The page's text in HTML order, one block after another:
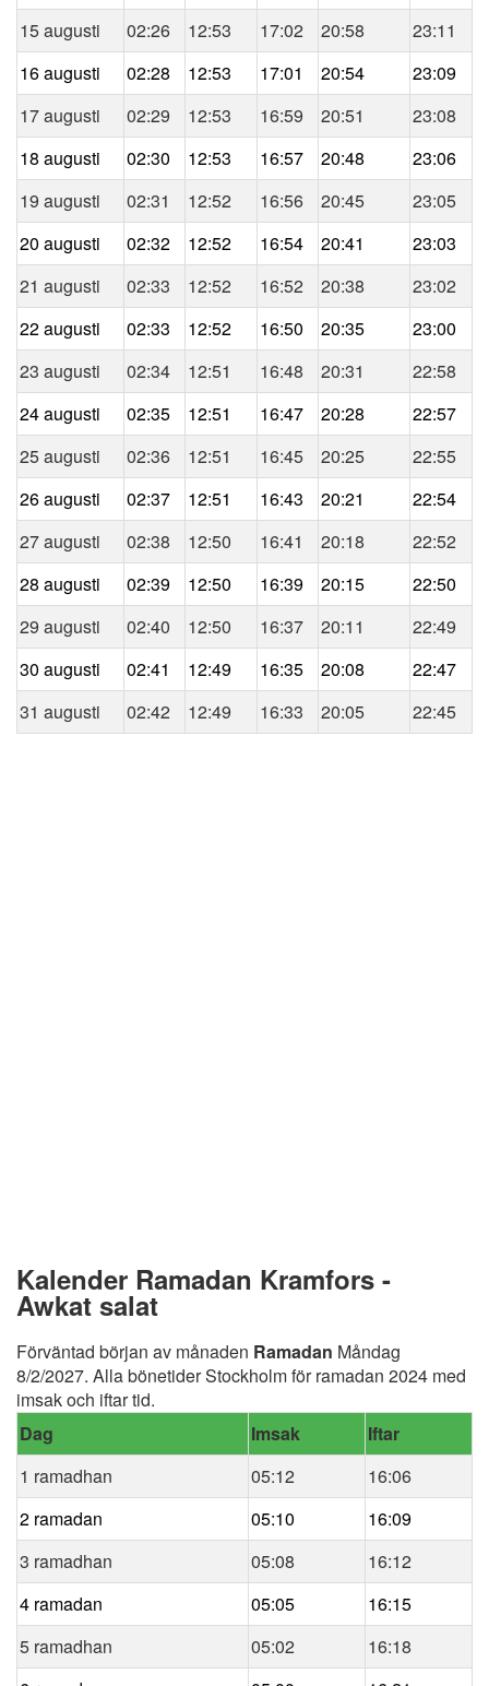
15 augusti 02:26 12:53 17:02 20:58
23:11
16 augusti
02:28 12:53 17:01 20:54
23:09
17 augusti
02:29 12:53 16:59 20:51
23:08
18 augusti
02:30 12:53 16:57 20:48
23:06
19 augusti
02:31 12:52 16:56 20:45
23:05
20 augusti
02:32 12:52 16:54 20:41
23:03
21 augusti
02:33 12:52 16:52 20:38
23:02
22 augusti
02:33 12:52 16:50 20:35
23:00
23 augusti
02:34 12:51 16:48 20:31
22:58
24 augusti
02:35 12:51 16:47 20:28
22:57
25 augusti
02:36 12:51 16:45 20:25
22:55
26 augusti
02:37 12:51 16:43 20:21
22:54
27 augusti
02:38 12:50 16:41 20:18
22:52
28 augusti
02:39 12:50 16:39 20:15
22:50
29 augusti
02:40 12:50 16:37 20:11
22:49
30 augusti
02:41 12:49 16:35 20:08
22:47
31 augusti
02:42 12:49 16:33 20:05 22:45
Kalender Ramadan Kramfors -
Awkat salat
Förväntad början av månaden Ramadan Måndag
8/2/2027. Alla bönetider Stockholm för ramadan 2024 med
imsak och iftar tid.
Dag
Imsak
Iftar
1 ramadhan
05:12
16:06
2 ramadan
05:10
16:09
3 ramadhan
05:08
16:12
4 ramadan
05:05
16:15
5 ramadhan
05:02
16:18